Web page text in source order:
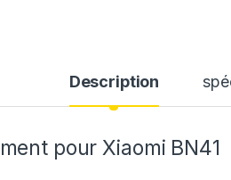
Description
pour Xiaomi BN41